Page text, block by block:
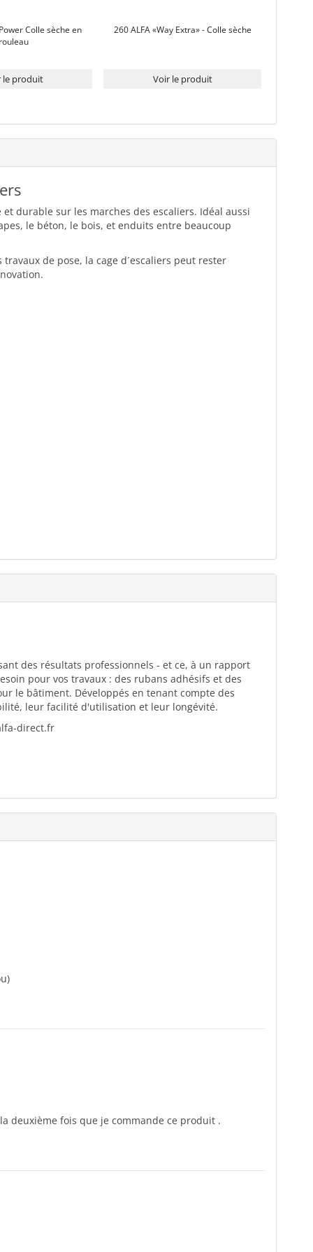
Colle sèche en
rouleau
le produit
260 ALFA «Way Extra» - Colle sèche
Voir le produit
durable sur les marches des escaliers. Idéal aussi
le béton, le bois, et enduits entre beaucoup
de pose, la cage d´escaliers peut rester
des résultats professionnels - et ce, à un rapport
pour vos travaux : des rubans adhésifs et des
le bâtiment. Développés en tenant compte des
leur facilité d'utilisation et leur longévité.
direct.fr
deuxième fois que je commande ce produit .